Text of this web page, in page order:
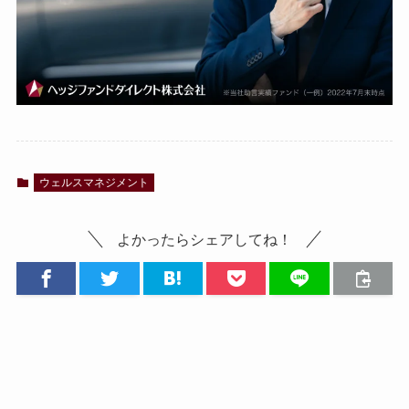
ウェルスマネジメント
よかったらシェアしてね！